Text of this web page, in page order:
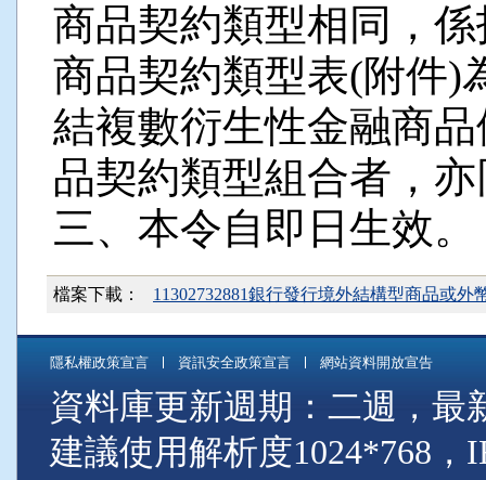
商品契約類型相同，
商品契約類型表(附件)
結複數衍生性金融商
品契約類型組合者，
三、本令自即日生效。
檔案下載： 11302732881銀行發行境外結構型商品或
隱私權政策宣言 資訊安全政策宣言 網站資料開放宣告
資料庫更新週期：二週，最
建議使用解析度1024*768